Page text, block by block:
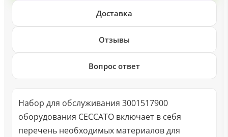
Доставка
Отзывы
Вопрос ответ
Набор для обслуживания 3001517900
оборудования CECCATO включает в себя
перечень необходимых материалов для